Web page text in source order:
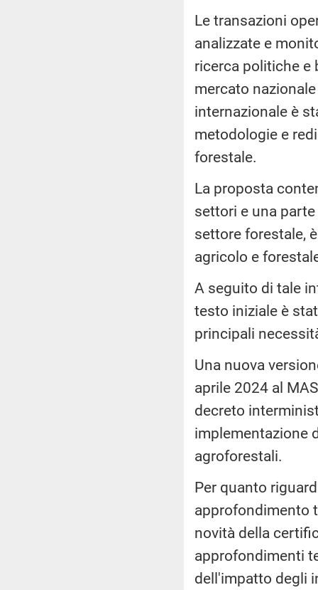
Le transazioni
analizzate e
ricerca politiche e
mercato
internazionale è
metodologie e
forestale.
La proposta
settori e una
settore forestale,
agricolo e
A seguito di tale
testo iniziale è
principali
Una nuova
aprile 2024 al
decreto
implementazione
agroforestali.
Per quanto
approfondimento
novità della
approfondimenti
dell'impatto degli